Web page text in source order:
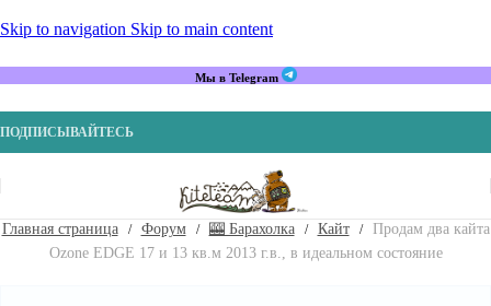
Skip to navigation Skip to main content
Мы в Telegram
ПОДПИСЫВАЙТЕСЬ
Главная страница Форум 🎰 Барахолка Кайт
Продам два кайта
Ozone EDGE 17 и 13 кв.м 2013 г.в., в идеальном состояние